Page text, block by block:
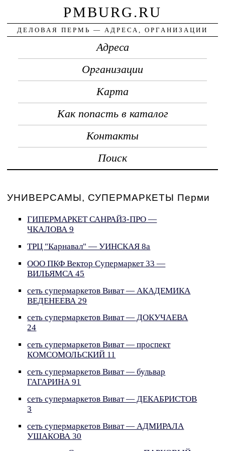
PMBURG.RU
ДЕЛОВАЯ ПЕРМЬ — АДРЕСА, ОРГАНИЗАЦИИ
Адреса
Организации
Карта
Как попасть в каталог
Контакты
Поиск
УНИВЕРСАМЫ, СУПЕРМАРКЕТЫ Перми
ГИПЕРМАРКЕТ САНРАЙЗ-ПРО —
ЧКАЛОВА 9
ТРЦ "Карнавал" — УИНСКАЯ 8а
ООО ПКФ Вектор Супермаркет 33 —
ВИЛЬЯМСА 45
сеть супермаркетов Виват — АКАДЕМИКА
ВЕДЕНЕЕВА 29
сеть супермаркетов Виват — ДОКУЧАЕВА
24
сеть супермаркетов Виват — проспект
КОМСОМОЛЬСКИЙ 11
сеть супермаркетов Виват — бульвар
ГАГАРИНА 91
сеть супермаркетов Виват — ДЕКАБРИСТОВ
3
сеть супермаркетов Виват — АДМИРАЛА
УШАКОВА 30